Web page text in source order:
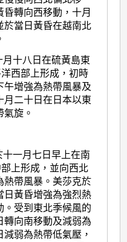
轉向西移動，十月
於當日黃昏在越南北
十八日在硫黃島東
西部上形成，初時
午增強為熱帶風暴及
月二十日在日本以東
旋。
一月七日早上在南
上形成，並向西北
熱帶風暴。美莎克於
日黃昏增強為強烈熱
。受到東北季候風的
轉向南移動及減弱為
弱為熱帶低氣壓，